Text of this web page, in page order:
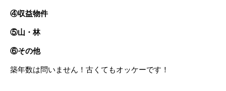
④収益物件
⑤山・林
⑥その他
築年数は問いません！古くてもオッケーです！